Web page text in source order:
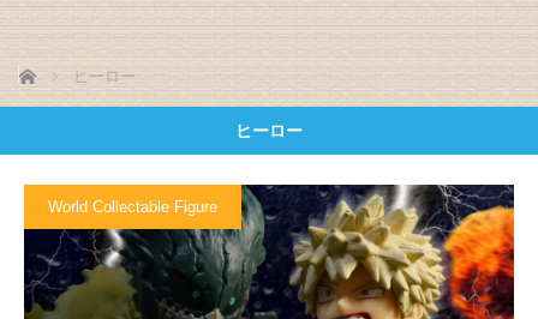
ホーム ヒーロー
ヒーロー
World Collectable Figure